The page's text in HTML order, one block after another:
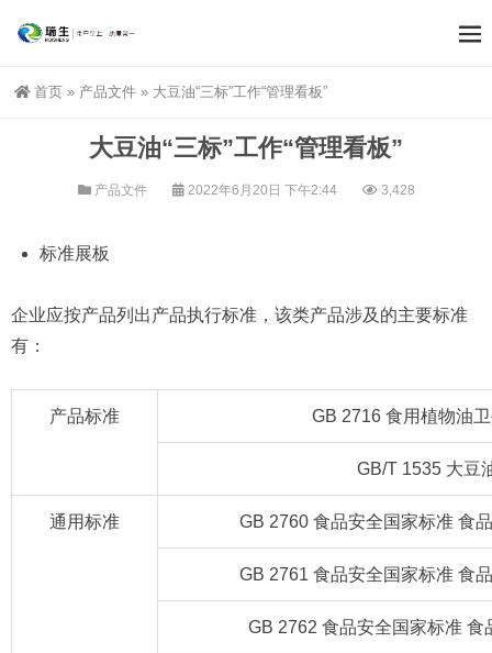
首页 » 产品文件 » 大豆油“三标”工作“管理看板”
大豆油“三标”工作“管理看板”
产品文件 2022年6月20日 下午2:44 3,428
标准展板
企业应按产品列出产品执行标准，该类产品涉及的主要标准
有：
产品标准 GB 2716 食用植物油
GB/T 1535 大豆
通用标准 GB 2760 食品安全国家标准 食
GB 2761 食品安全国家标准 食
GB 2762 食品安全国家标准 食